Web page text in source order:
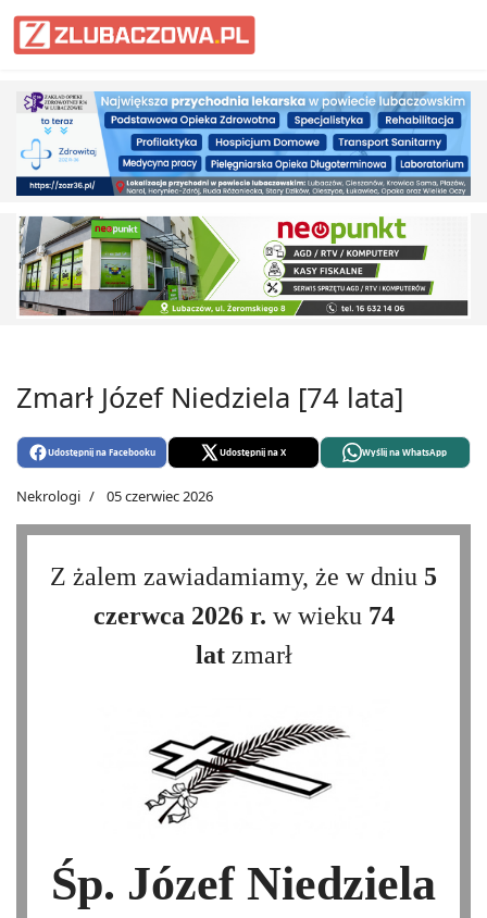
Informacje Lubaczów, powiat
Zmarł Józef Niedziela [74 lata]
Udostępnij na Facebooku Udostępnij na X Wyślij na WhatsApp
Nekrologi 05 czerwiec 2026
Z żalem zawiadamiamy, że w dniu 5
czerwca 2026 r. w wieku 74
latzmarł
Śp. Józef Niedziela